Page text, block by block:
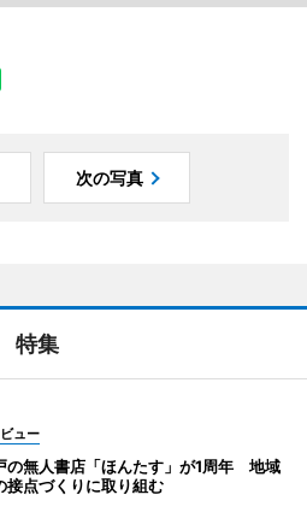
次の写真
特集
ュー
の無人書店「ほんたす」が1周年 地域
接点づくりに取り組む